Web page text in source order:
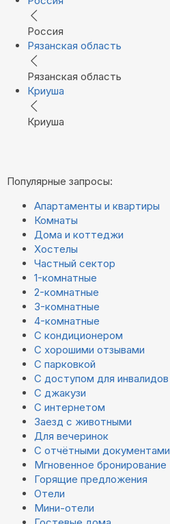
Россия
Рязанская область
Рязанская область
Криуша
Криуша
Популярные запросы:
Апартаменты и квартиры
Комнаты
Дома и коттеджи
Хостелы
Частный сектор
1-комнатные
2-комнатные
3-комнатные
4-комнатные
С кондиционером
С хорошими отзывами
С парковкой
С доступом для инвалидов
С джакузи
С интернетом
Заезд с животными
Для вечеринок
С отчётными документами
Мгновенное бронирование
Горящие предложения
Отели
Мини-отели